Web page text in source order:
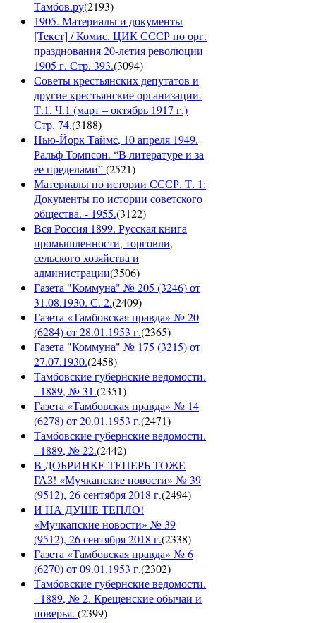
Тамбов.ру(2193)
1905. Материалы и документы
[Текст] / Комис. ЦИК СССР по орг.
празднования 20-летия революции
1905 г. Стр. 393.(3094)
Советы крестьянских депутатов и
другие крестьянские организации.
Т.1. Ч.1 (март – октябрь 1917 г.)
Стр. 74.(3188)
Нью-Йорк Таймс, 10 апреля 1949.
Ральф Томпсон. “В литературе и за
ее пределами”(2521)
Материалы по истории СССР. Т. 1:
Документы по истории советского
общества. - 1955.(3122)
Вся Россия 1899. Русская книга
промышленности, торговли,
сельского хозяйства и
администрации(3506)
Газета "Коммуна" № 205 (3246) от
31.08.1930. С. 2.(2409)
Газета «Тамбовская правда» № 20
(6284) от 28.01.1953 г.(2365)
Газета "Коммуна" № 175 (3215) от
27.07.1930.(2458)
Тамбовские губернские ведомости.
- 1889, № 31.(2351)
Газета «Тамбовская правда» № 14
(6278) от 20.01.1953 г.(2471)
Тамбовские губернские ведомости.
- 1889, № 22.(2442)
В ДОБРИНКЕ ТЕПЕРЬ ТОЖЕ
ГАЗ! «Мучкапские новости» № 39
(9512), 26 сентября 2018 г.(2494)
И НА ДУШЕ ТЕПЛО!
«Мучкапские новости» № 39
(9512), 26 сентября 2018 г.(2338)
Газета «Тамбовская правда» № 6
(6270) от 09.01.1953 г.(2302)
Тамбовские губернские ведомости.
- 1889, № 2. Крещенские обычаи и
поверья. (2399)